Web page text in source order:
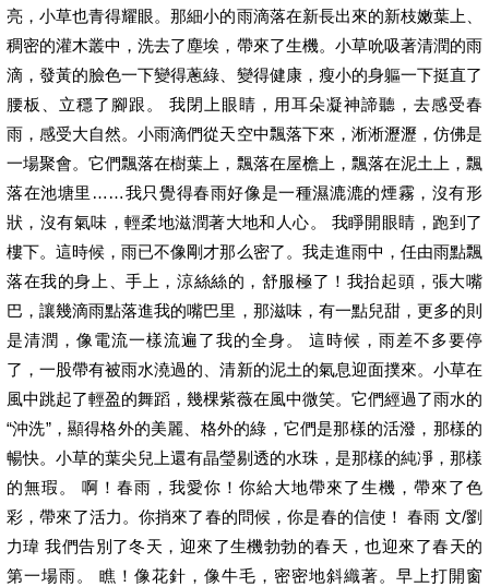
亮，小草也青得耀眼。那細小的雨滴落在新長出來的新枝嫩葉上、
稠密的灌木叢中，洗去了塵埃，帶來了生機。小草吮吸著清潤的雨
滴，發黃的臉色一下變得蔥綠、變得健康，瘦小的身軀一下挺直了
腰板、立穩了腳跟。 我閉上眼睛，用耳朵凝神諦聽，去感受春
雨，感受大自然。小雨滴們從天空中飄落下來，淅淅瀝瀝，仿佛是
一場聚會。它們飄落在樹葉上，飄落在屋檐上，飄落在泥土上，飄
落在池塘里……我只覺得春雨好像是一種濕漉漉的煙霧，沒有形
狀，沒有氣味，輕柔地滋潤著大地和人心。 我睜開眼睛，跑到了
樓下。這時候，雨已不像剛才那么密了。我走進雨中，任由雨點飄
落在我的身上、手上，涼絲絲的，舒服極了！我抬起頭，張大嘴
巴，讓幾滴雨點落進我的嘴巴里，那滋味，有一點兒甜，更多的則
是清潤，像電流一樣流遍了我的全身。 這時候，雨差不多要停
了，一股帶有被雨水澆過的、清新的泥土的氣息迎面撲來。小草在
風中跳起了輕盈的舞蹈，幾棵紫薇在風中微笑。它們經過了雨水的
“沖洗”，顯得格外的美麗、格外的綠，它們是那樣的活潑，那樣的
暢快。小草的葉尖兒上還有晶瑩剔透的水珠，是那樣的純凈，那樣
的無瑕。 啊！春雨，我愛你！你給大地帶來了生機，帶來了色
彩，帶來了活力。你捎來了春的問候，你是春的信使！ 春雨 文/劉
力瑋 我們告別了冬天，迎來了生機勃勃的春天，也迎來了春天的
第一場雨。 瞧！像花針，像牛毛，密密地斜織著。早上打開窗